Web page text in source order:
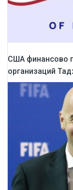
США финансово
организаций